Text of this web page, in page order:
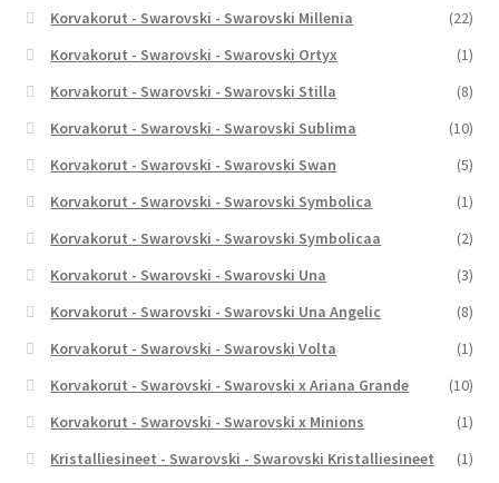
Korvakorut - Swarovski - Swarovski Millenia
(22)
Korvakorut - Swarovski - Swarovski Ortyx
(1)
Korvakorut - Swarovski - Swarovski Stilla
(8)
Korvakorut - Swarovski - Swarovski Sublima
(10)
Korvakorut - Swarovski - Swarovski Swan
(5)
Korvakorut - Swarovski - Swarovski Symbolica
(1)
Korvakorut - Swarovski - Swarovski Symbolicaa
(2)
Korvakorut - Swarovski - Swarovski Una
(3)
Korvakorut - Swarovski - Swarovski Una Angelic
(8)
Korvakorut - Swarovski - Swarovski Volta
(1)
Korvakorut - Swarovski - Swarovski x Ariana Grande
(10)
Korvakorut - Swarovski - Swarovski x Minions
(1)
Kristalliesineet - Swarovski - Swarovski Kristalliesineet
(1)